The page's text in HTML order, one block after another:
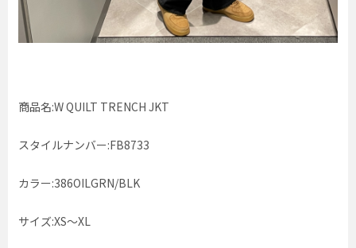
商品名:W QUILT TRENCH JKT
スタイルナンバー:FB8733
カラー:386OILGRN/BLK
サイズ:XS〜XL